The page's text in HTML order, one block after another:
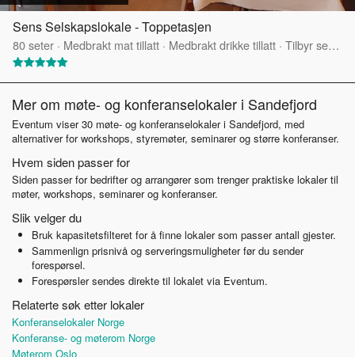
Sens Selskapslokale - Toppetasjen
80seter · Medbrakt mat tillatt · Medbrakt drikke tillatt · Tilbyr servering
Mer om møte- og konferanselokaler i Sandefjord
Eventum viser 30 møte- og konferanselokaler i Sandefjord, med
alternativer for workshops, styremøter, seminarer og større konferanser.
Hvem siden passer for
Siden passer for bedrifter og arrangører som trenger praktiske lokaler til
møter, workshops, seminarer og konferanser.
Slik velger du
Bruk kapasitetsfilteret for å finne lokaler som passer antall gjester.
Sammenlign prisnivå og serveringsmuligheter før du sender
forespørsel.
Forespørsler sendes direkte til lokalet via Eventum.
Relaterte søk etter lokaler
Konferanselokaler Norge
Konferanse- og møterom Norge
Møterom Oslo